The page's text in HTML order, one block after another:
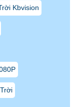
Kbvision